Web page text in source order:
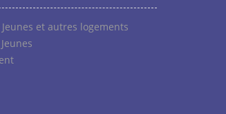
et autres logements